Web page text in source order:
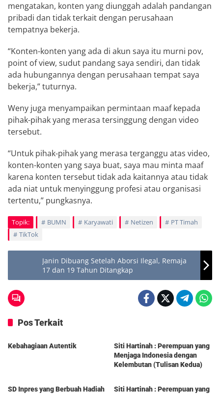
mengatakan, konten yang diunggah adalah pandangan
pribadi dan tidak terkait dengan perusahaan
tempatnya bekerja.
“Konten-konten yang ada di akun saya itu murni pov,
point of view, sudut pandang saya sendiri, dan tidak
ada hubungannya dengan perusahaan tempat saya
bekerja,” tuturnya.
Weny juga menyampaikan permintaan maaf kepada
pihak-pihak yang merasa tersinggung dengan video
tersebut.
“Untuk pihak-pihak yang merasa terganggu atas video,
konten-konten yang saya buat, saya mau minta maaf
karena konten tersebut tidak ada kaitannya atau tidak
ada niat untuk menyinggung profesi atau organisasi
tertentu,” pungkasnya.
Topik: BUMN Karyawati Netizen
PT Timah
TikTok
Janin Dibuang Setelah Aborsi Ilegal, Remaja
17 dan 19 Tahun Ditangkap
Pos Terkait
Berita
Kebahagiaan Autentik
Siti Hartinah : Perempuan yang
Menjaga Indonesia dengan
Kelembutan (Tulisan Kedua)
SD Inpres yang Berbuah Hadiah
Siti Hartinah : Perempuan yang